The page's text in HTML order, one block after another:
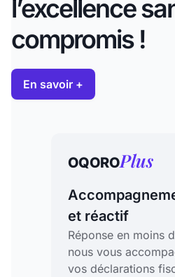
l’excellence
compromis !
En savoir +
OQOROPlus
et réactif
Réponse en moins
nous vous
vos déclarations